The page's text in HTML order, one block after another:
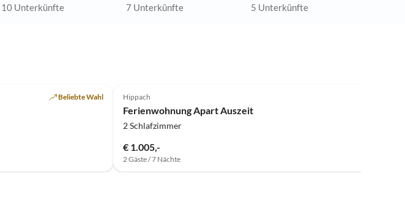
10 Unterkünfte 7 Unterkünfte 5 Unterkünfte
Beliebte Wahl Hippach
Ferienwohnung Apart Auszeit
2 Schlafzimmer
€ 1.005,-
2 Gäste / 7 Nächte